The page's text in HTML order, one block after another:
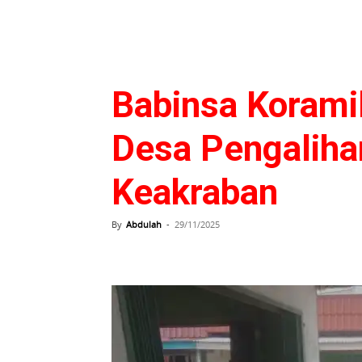
Babinsa
Desa
Keakraban
By Abdulah - 29/11/2025